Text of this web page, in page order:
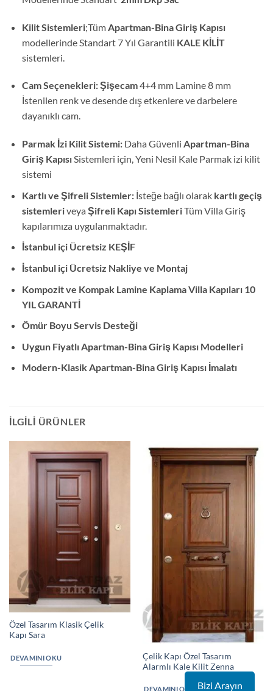
Kilit Sistemleri;Tüm Apartman-Bina Giriş Kapısı
modellerinde Standart 7 Yıl Garantili KALE KİLİT
sistemleri.
Cam Seçenekleri: Şişecam4+4 mm Lamine 8 mm
İstenilen renk ve desende dış etkenlere ve darbelere
dayanıklı cam.
Parmak İzi Kilit Sistemi: Daha Güvenli Apartman-Bina
Giriş KapısıSistemleri için, Yeni Nesil Kale Parmak izi kilit
sistemi
Kartlı ve Şifreli Sistemler: İsteğe bağlı olarakkartlı geçiş
sistemleriveya Şifreli Kapı SistemleriTüm Villa Giriş
kapılarımıza uygulanmaktadır.
İstanbul içi Ücretsiz KEŞİF
İstanbul içi Ücretsiz Nakliye ve Montaj
Kompozit ve Kompak Lamine Kaplama Villa Kapıları 10
YIL GARANTİ
Ömür Boyu Servis Desteği
Uygun Fiyatlı Apartman-Bina Giriş Kapısı Modelleri
Modern-KlasikApartman-Bina Giriş Kapısı İmalatı
İLGILI ÜRÜNLER
Özel Tasarım Klasik Çelik
Kapı Sara
DEVAMINI OKU
Çelik Kapı Özel Tasarım
Alarmlı Kale Kilit Zenna
DEVAMINI OKU Bizi Arayın